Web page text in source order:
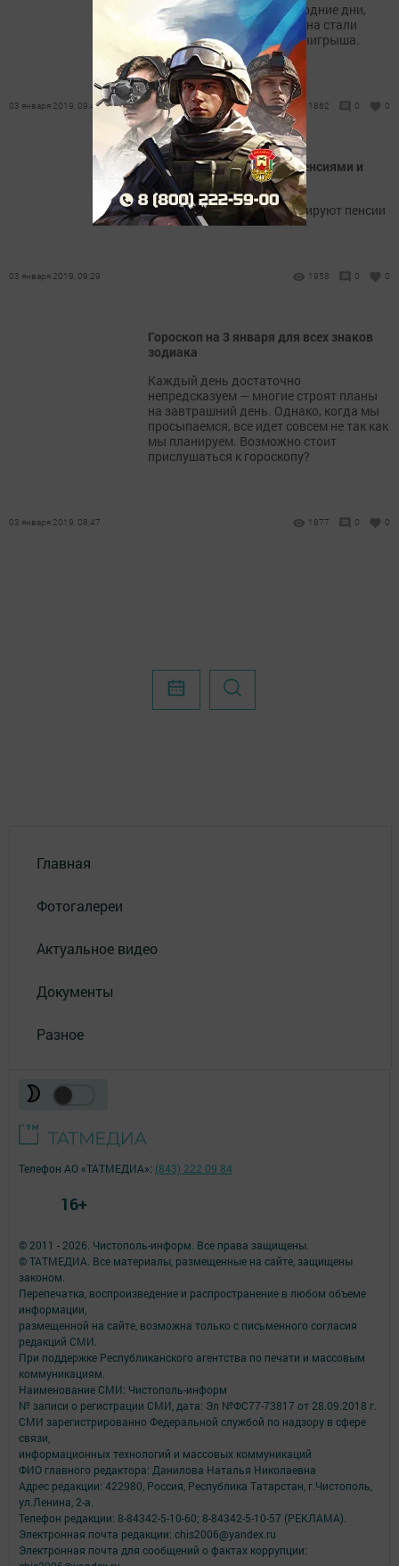
Чудеса случаются в новогодние дни,
сразу три жителя Татарстана стали
обладателями крупного выигрыша.
03 января 2019, 09:48 1862 0 0
Что будет с зарплатами, пенсиями и
пособиями в 2019 году?
В каком объеме проиндексируют пенсии
03 января 2019, 09:29 1958 0 0
Гороскоп на 3 января для всех знаков
зодиака
Каждый день достаточно
непредсказуем — многие строят планы
на завтрашний день. Однако, когда мы
просыпаемся, все идет совсем не так как
мы планируем. Возможно стоит
прислушаться к гороскопу?
03 января 2019, 08:47 1877 0 0
Главная
Фотогалереи
Актуальное видео
Документы
Разное
© 2011 - 2026. Чистополь-информ. Все права защищены.
© ТАТМЕДИА. Все материалы, размещенные на сайте, защищены
законом.
Перепечатка, воспроизведение и распространение в любом объеме
информации,
размещенной на сайте, возможна только с письменного согласия
редакций СМИ.
При поддержке Республиканского агентства по печати и массовым
коммуникациям.
Наименование СМИ: Чистополь-информ
№ записи о регистрации СМИ, дата: Эл №ФС77-73817 от 28.09.2018 г.
СМИ зарегистрированно Федеральной службой по надзору в сфере
связи,
информационных технологий и массовых коммуникаций
ФИО главного редактора: Данилова Наталья Николаевна
Адрес редакции: 422980, Россия, Республика Татарстан, г.Чистополь,
ул.Ленина, 2-а.
Телефон редакции: 8-84342-5-10-60; 8-84342-5-10-57 (РЕКЛАМА).
Электронная почта редакции: chis2006@yandex.ru
Электронная почта для сообщений о фактах коррупции:
Телефон АО «ТАТМЕДИА»: (843) 222 09 84
16+